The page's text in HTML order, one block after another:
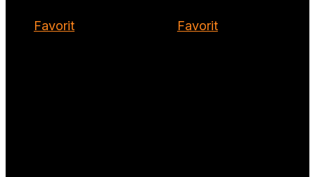
Favorit Favorit